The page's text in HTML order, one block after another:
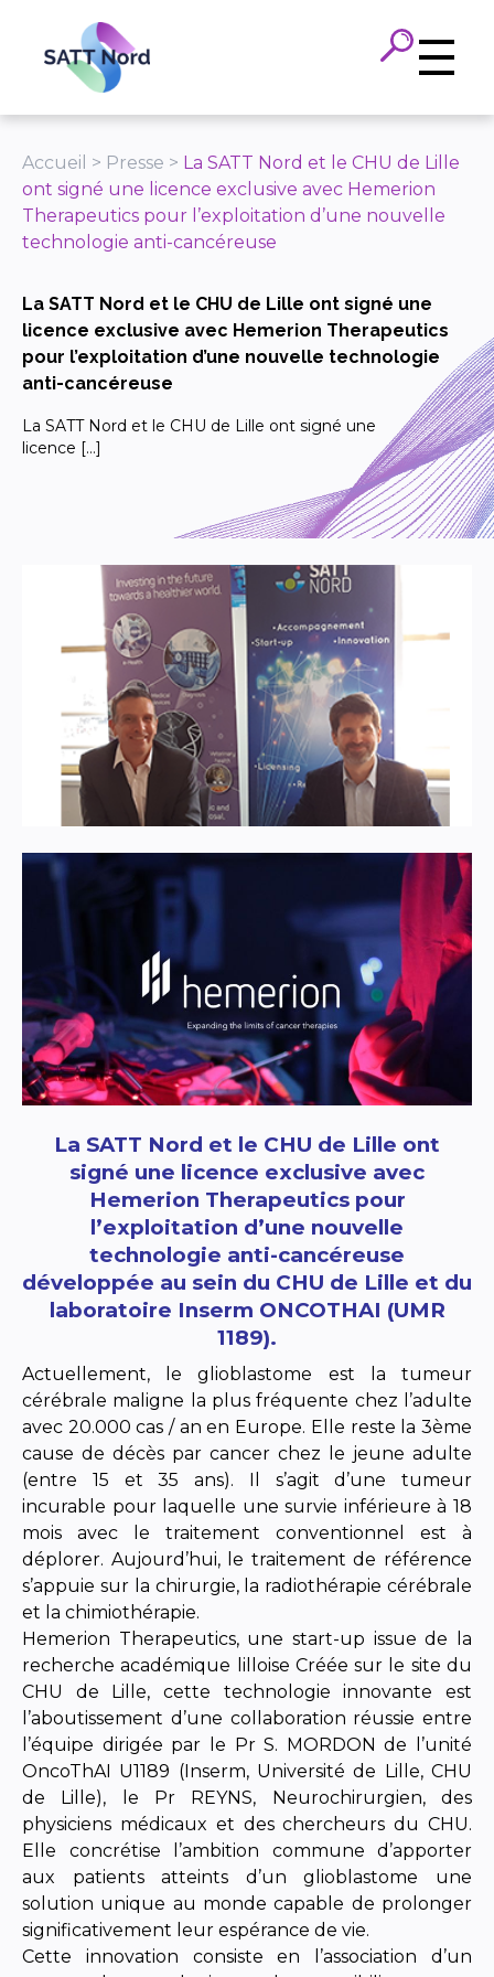
Accueil > Presse > La SATT Nord et le CHU de Lille
ont signé une licence exclusive avec Hemerion
Therapeutics pour l’exploitation d’une nouvelle
technologie anti-cancéreuse
La SATT Nord et le CHU de Lille ont signé une
licence exclusive avec Hemerion Therapeutics
pour l’exploitation d’une nouvelle technologie
anti-cancéreuse
La SATT Nord et le CHU de Lille ont signé une
licence […]
La SATT Nord et le CHU de Lille ont
signé une licence exclusive avec
Hemerion Therapeutics pour
l’exploitation d’une nouvelle
technologie anti-cancéreuse
développée au sein du CHU de Lille et du
laboratoire Inserm ONCOTHAI (UMR
1189).
Actuellement, le glioblastome est la tumeur
cérébrale maligne la plus fréquente chez l’adulte
avec 20.000 cas / an en Europe. Elle reste la 3ème
cause de décès par cancer chez le jeune adulte
(entre 15 et 35 ans). Il s’agit d’une tumeur
incurable pour laquelle une survie inférieure à 18
mois avec le traitement conventionnel est à
déplorer. Aujourd’hui, le traitement de référence
s’appuie sur la chirurgie, la radiothérapie cérébrale
et la chimiothérapie.
Hemerion Therapeutics, une start-up issue de la
recherche académique lilloise Créée sur le site du
CHU de Lille, cette technologie innovante est
l’aboutissement d’une collaboration réussie entre
l’équipe dirigée par le Pr S. MORDON de l’unité
OncoThAI U1189 (Inserm, Université de Lille, CHU
de Lille), le Pr REYNS, Neurochirurgien, des
physiciens médicaux et des chercheurs du CHU.
Elle concrétise l’ambition commune d’apporter
aux patients atteints d’un glioblastome une
solution unique au monde capable de prolonger
significativement leur espérance de vie.
Cette innovation consiste en l’association d’un